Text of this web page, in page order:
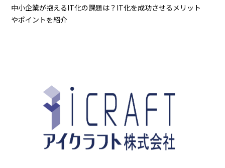
中小企業が抱えるIT化の課題は？IT化を成功させるメリット
やポイントを紹介